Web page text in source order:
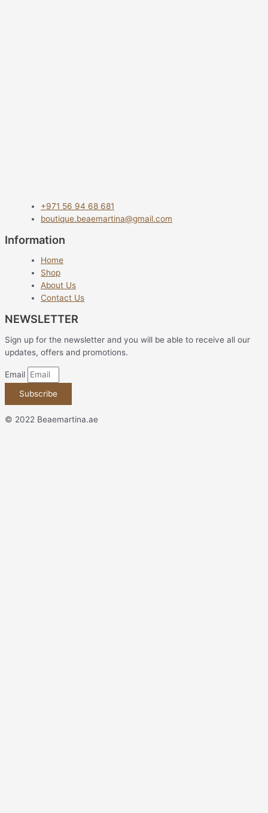
+971 56 94 68 681
boutique.beaemartina@gmail.com
Information
Home
Shop
About Us
Contact Us
NEWSLETTER
Sign up for the newsletter and you will be able to receive all our
updates, offers and promotions.
Email
Subscribe
© 2022 Beaemartina.ae